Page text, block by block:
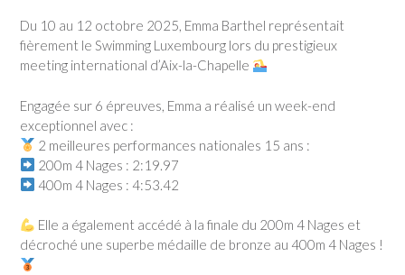
Du 10 au 12 octobre 2025, Emma Barthel représentait
fièrement le Swimming Luxembourg lors du prestigieux
meeting international d’Aix-la-Chapelle
Engagée sur 6 épreuves, Emma a réalisé un week-end
exceptionnel avec :
2 meilleures performances nationales 15 ans :
200m 4 Nages : 2:19.97
400m 4 Nages : 4:53.42
Elle a également accédé à la finale du 200m 4 Nages et
décroché une superbe médaille de bronze au 400m 4 Nages !